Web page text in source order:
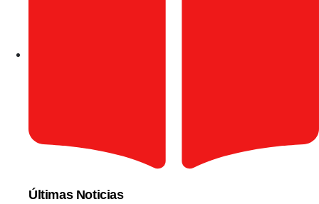
Últimas Noticias